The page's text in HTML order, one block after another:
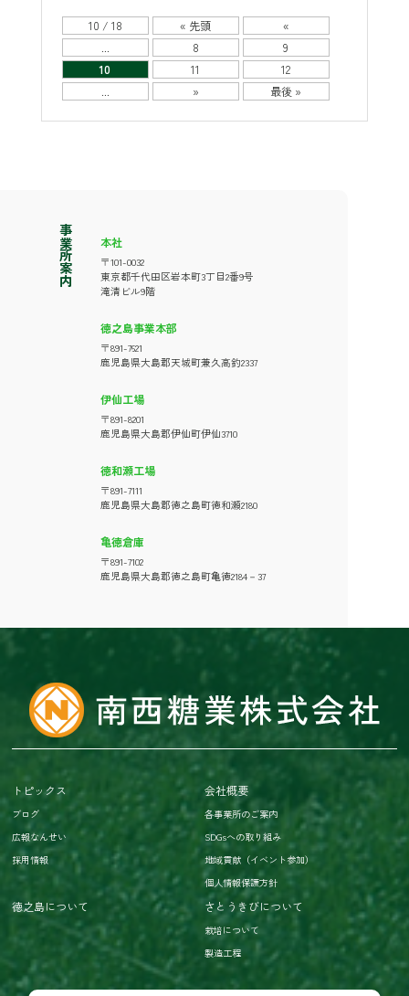
10 / 18 « 先頭
«
8
9
10
11
12
» 最後 »
事業所案内 本社
〒101-0032
東京都千代田区岩本町3丁目2番9号
滝清ビル9階
徳之島事業本部
〒891-7621
鹿児島県大島郡天城町兼久高釣2337
伊仙工場
〒891-8201
鹿児島県大島郡伊仙町伊仙3710
徳和瀬工場
〒891-7111
鹿児島県大島郡徳之島町徳和瀬2180
亀徳倉庫
〒891-7102
鹿児島県大島郡徳之島町亀徳2184－37
トピックス
ブログ
広報なんせい
採用情報
会社概要
各事業所のご案内
SDGsへの取り組み
地域貢献（イベント参加）
個人情報保護方針
徳之島について さとうきびについて
栽培について
製造工程